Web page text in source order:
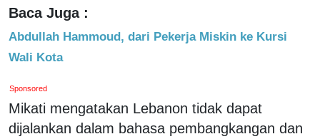
Baca Juga :
Abdullah Hammoud, dari Pekerja Miskin ke Kursi
Wali Kota
Sponsored
Mikati mengatakan Lebanon tidak dapat
dijalankan dalam bahasa pembangkangan dan